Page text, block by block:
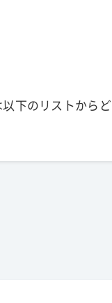
下のリストからど